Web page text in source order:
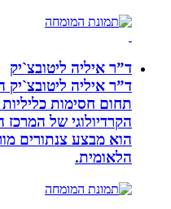
ד”ר איליה ליטובצ`יק
ד”ר איליה ליטובצ`יק הוא
הקרדיולוגי של המרכז
הוא מבצע צנתורים
הלאומית.